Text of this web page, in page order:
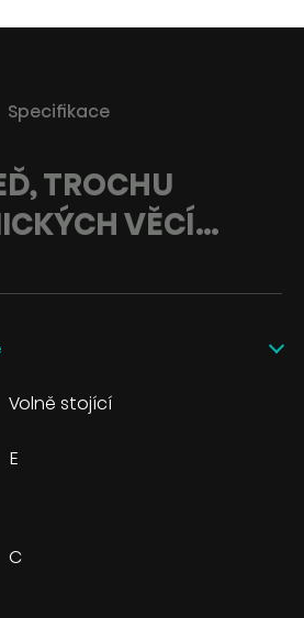
Specifikace
TROCHU
VĚCÍ…
Volně stojící
E
C